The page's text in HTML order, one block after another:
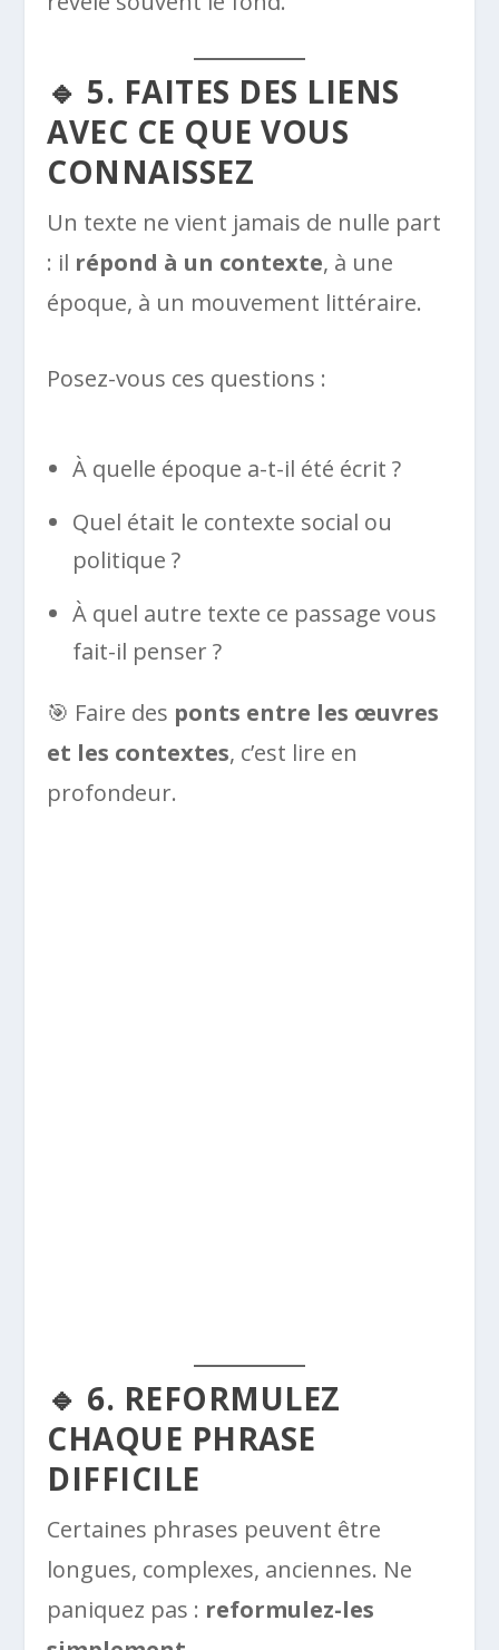
🔹 5. FAITES DES LIENS
AVEC CE QUE VOUS
CONNAISSEZ
Un texte ne vient jamais de nulle part
: il répond à un contexte, à une
époque, à un mouvement littéraire.
Posez-vous ces questions :
À quelle époque a-t-il été écrit ?
Quel était le contexte social ou
politique ?
À quel autre texte ce passage vous
fait-il penser ?
🎯 Faire des ponts entre les œuvres
et les contextes, c’est lire en
profondeur.
🔹 6. REFORMULEZ
CHAQUE PHRASE
DIFFICILE
Certaines phrases peuvent être
longues, complexes, anciennes. Ne
paniquez pas : reformulez-les